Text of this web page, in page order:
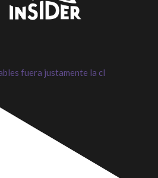
fuera justamente la cl